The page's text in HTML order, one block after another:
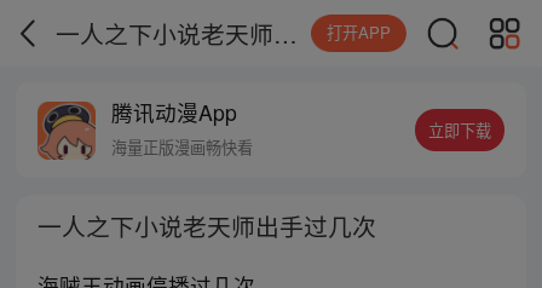
一人之下小说老天师出手过几次 打开APP
腾讯动漫App
海量正版漫画畅快看
立即下载
一人之下小说老天师出手过几次